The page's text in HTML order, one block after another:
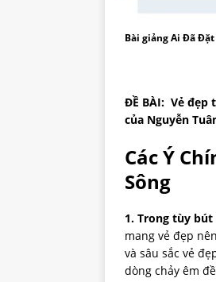
Bài giảng Ai Đã Đặt
ĐỀ BÀI: Vẻ đẹp
của Nguyễn
Các Ý
Sông
1. Trong tùy
mang vẻ đẹp
và sâu sắc vẻ
dòng chảy êm